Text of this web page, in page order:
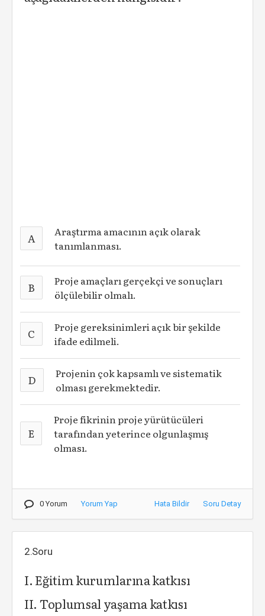
A
Araştırma amacının açık olarak
tanımlanması.
B
Proje amaçları gerçekçi ve sonuçları
ölçülebilir olmalı.
C
Proje gereksinimleri açık bir şekilde
ifade edilmeli.
D
Projenin çok kapsamlı ve sistematik
olması gerekmektedir.
E
Proje fikrinin proje yürütücüleri
tarafından yeterince olgunlaşmış
olması.
0 Yorum Yorum Yap Hata Bildir Soru Detay
2.Soru
I. Eğitim kurumlarına katkısı
II. Toplumsal yaşama katkısı